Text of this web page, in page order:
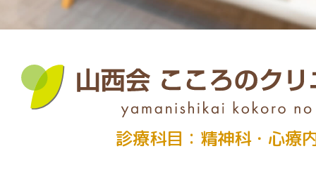
診療科目：精神科・心療